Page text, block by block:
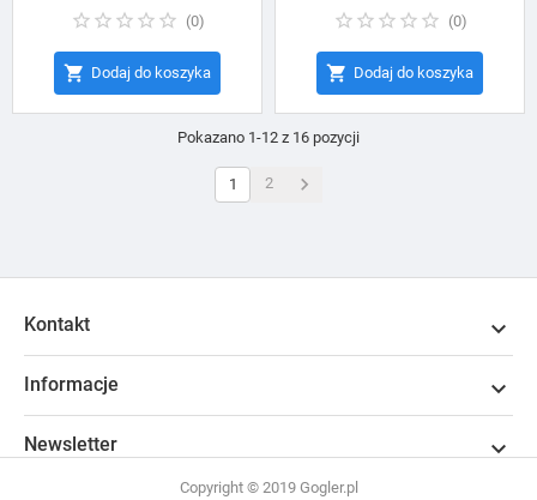
(0)
 Dodaj do koszyka
(0)
 Dodaj do koszyka
Pokazano 1-12 z 16 pozycji
1 2 
Kontakt 
Informacje 
Newsletter 
Copyright © 2019 Gogler.pl